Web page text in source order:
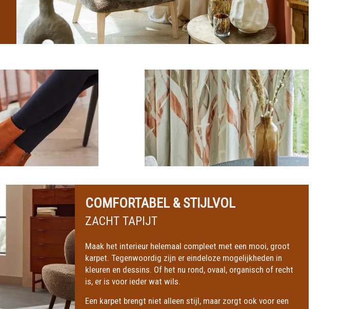
COMFORTABEL & STIJLVOL
ZACHT TAPIJT
Maak het interieur helemaal compleet met een mooi, groot
karpet. Tegenwoordig zijn er eindeloze mogelijkheden in
kleuren en dessins. Of het nu rond, ovaal, organisch of recht
is, er is voor ieder wat wils.
Een karpet brengt niet alleen stijl, maar zorgt ook voor een